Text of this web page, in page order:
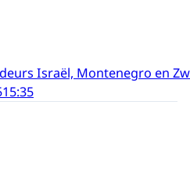
Israël, Montenegro en
15:35